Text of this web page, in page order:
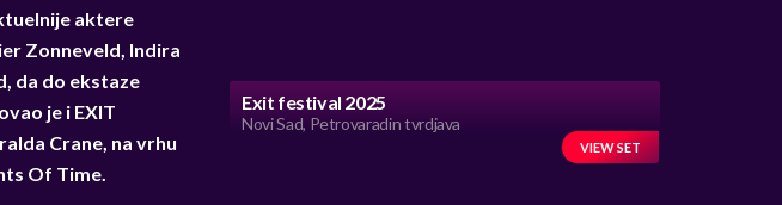
aktere
Zonneveld, Indira
da do ekstaze
je i EXIT
Crane, na vrhu
Of Time.
Exit festival 2025
Novi Sad, Petrovaradin tvrdjava
VIEW SET